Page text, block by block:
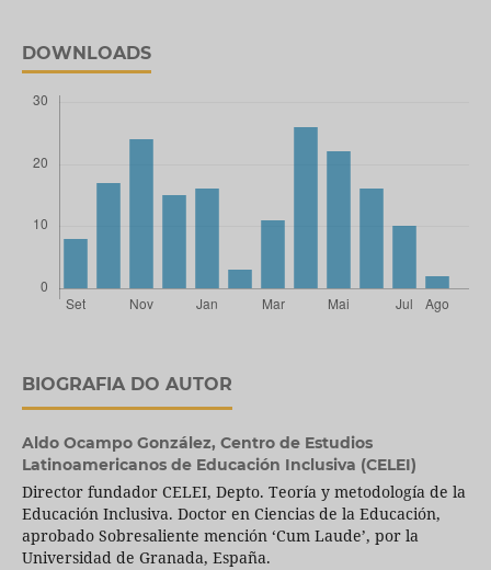
DOWNLOADS
BIOGRAFIA DO AUTOR
Aldo Ocampo González, Centro de Estudios
Latinoamericanos de Educación Inclusiva (CELEI)
Director fundador CELEI, Depto. Teoría y metodología de la
Educación Inclusiva. Doctor en Ciencias de la Educación,
aprobado Sobresaliente mención ‘Cum Laude’, por la
Universidad de Granada, España.